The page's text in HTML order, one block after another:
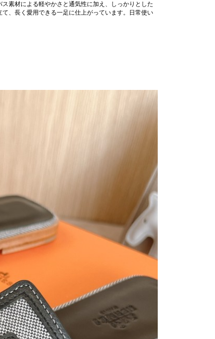
素材による軽やかさと通気性に加え、しっかりとした
、長く愛用できる一足に仕上がっています。日常使い